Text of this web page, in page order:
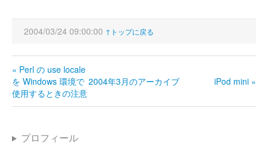
2004/03/24 09:00:00 ↑トップに戻る
« Perl の use locale
を Windows 環境で
使用するときの注意
2004年3月のアーカイブ iPod mini »
プロフィール